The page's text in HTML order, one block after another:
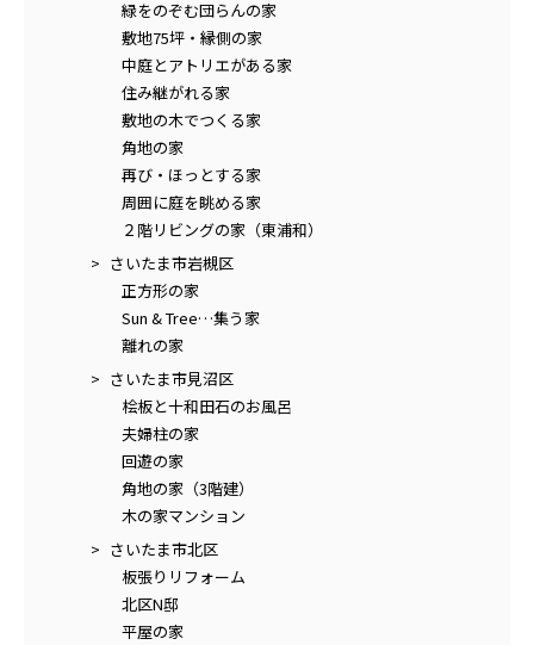
緑をのぞむ団らんの家
敷地75坪・縁側の家
中庭とアトリエがある家
住み継がれる家
敷地の木でつくる家
角地の家
再び・ほっとする家
周囲に庭を眺める家
２階リビングの家（東浦和）
さいたま市岩槻区
正方形の家
Sun & Tree…集う家
離れの家
さいたま市見沼区
桧板と十和田石のお風呂
夫婦柱の家
回遊の家
角地の家（3階建）
木の家マンション
さいたま市北区
板張りリフォーム
北区N邸
平屋の家